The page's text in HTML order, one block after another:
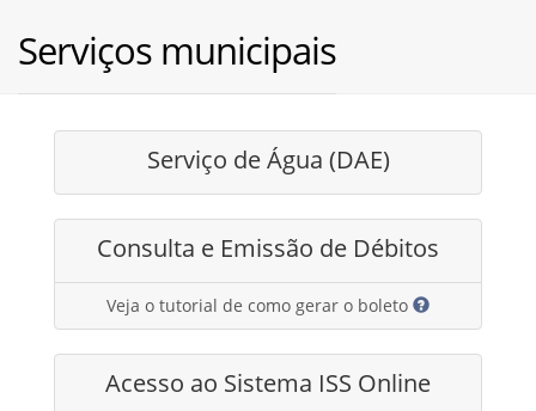
Serviços municipais
Serviço de Água (DAE)
Consulta e Emissão de Débitos
Veja o tutorial de como gerar o boleto
Acesso ao Sistema ISS Online